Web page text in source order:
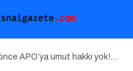
APO’ya umut hakkı yok!